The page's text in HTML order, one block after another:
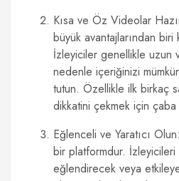
Kısa ve Öz Videolar
büyük avantajlarından biri
İzleyiciler genellikle uzun
nedenle içeriğinizi
tutun. Özellikle ilk birkaç
dikkatini çekmek için
Eğlenceli ve Yaratıcı
bir platformdur.
eğlendirecek veya